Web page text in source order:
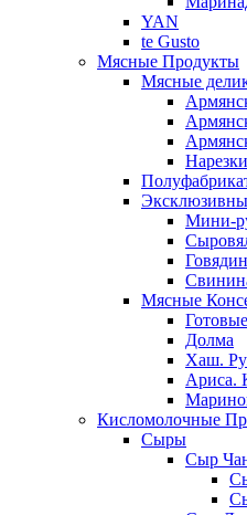
YAN
te Gusto
Мясные Продукты
Мясные
Нарезки
Мини-
Мясные
Долма
Хаш.
Ариса.
Кисломолочные
Сыры
Сыр